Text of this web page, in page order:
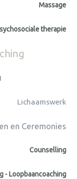
Massage
therapie
Lichaamswerk
en Ceremonies
Counselling
- Loopbaancoaching